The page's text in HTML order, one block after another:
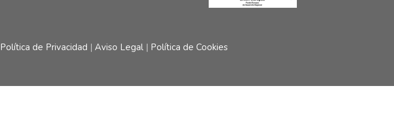
Política de Privacidad | Aviso Legal | Política de Cookies